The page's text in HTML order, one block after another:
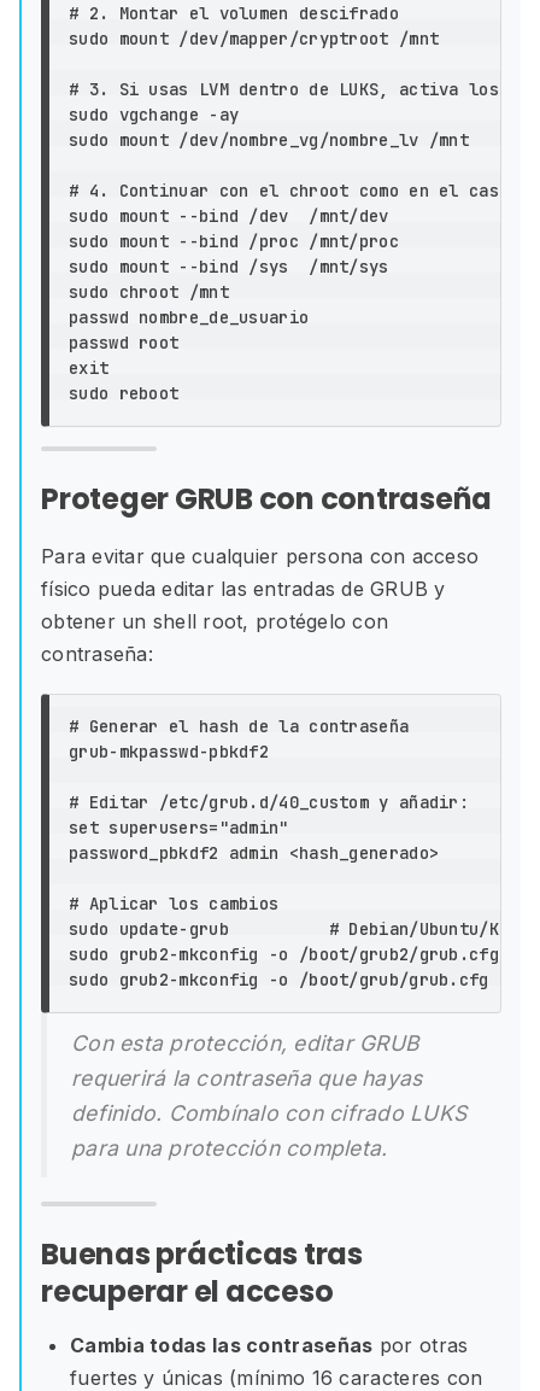
# 2. Montar el volumen descifrado
sudo mount /dev/mapper/cryptroot /mnt
# 3. Si usas LVM dentro de LUKS, activa los
sudo vgchange -ay
sudo mount /dev/nombre_vg/nombre_lv /mnt
# 4. Continuar con el chroot como en el caso
sudo mount --bind
sudo mount --bind
sudo mount --bind
sudo chroot /mnt
passwd nombre_de_usuario
exit
sudo
Proteger GRUB con contraseña
Para evitar que cualquier persona con acceso
físico pueda editar las entradas de GRUB y
obtener un shell root, protégelo con
contraseña:
# Generar el hash de la contraseña
grub-mkpasswd-pbkdf2
# Editar /etc/grub.d/40_custom y añadir:
set superusers= "admin"
password_pbkdf2 admin <hash_generado>
# Aplicar los cambios
sudo update-grub # Debian/Ubuntu/Kali
sudo grub2-mkconfig -o /boot/grub2/grub.cfg
sudo grub2-mkconfig -o /boot/grub/grub.cfg
Con esta protección, editar GRUB
requerirá la contraseña que hayas
definido. Combínalo con cifrado LUKS
para una protección completa.
Buenas prácticas tras
recuperar el acceso
Cambia todas las contraseñas por otras
fuertes y únicas (mínimo 16 caracteres con